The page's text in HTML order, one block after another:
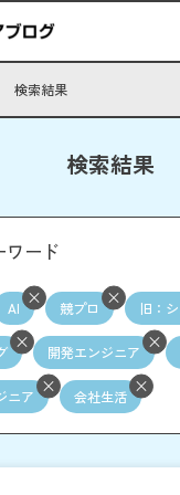
検索結果
検索結果
ワード
AI 競プロ 旧：
開発エンジニア
ニア 会社生活